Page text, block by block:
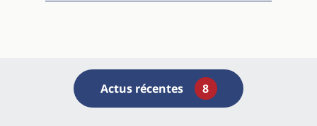
Actus récentes 8